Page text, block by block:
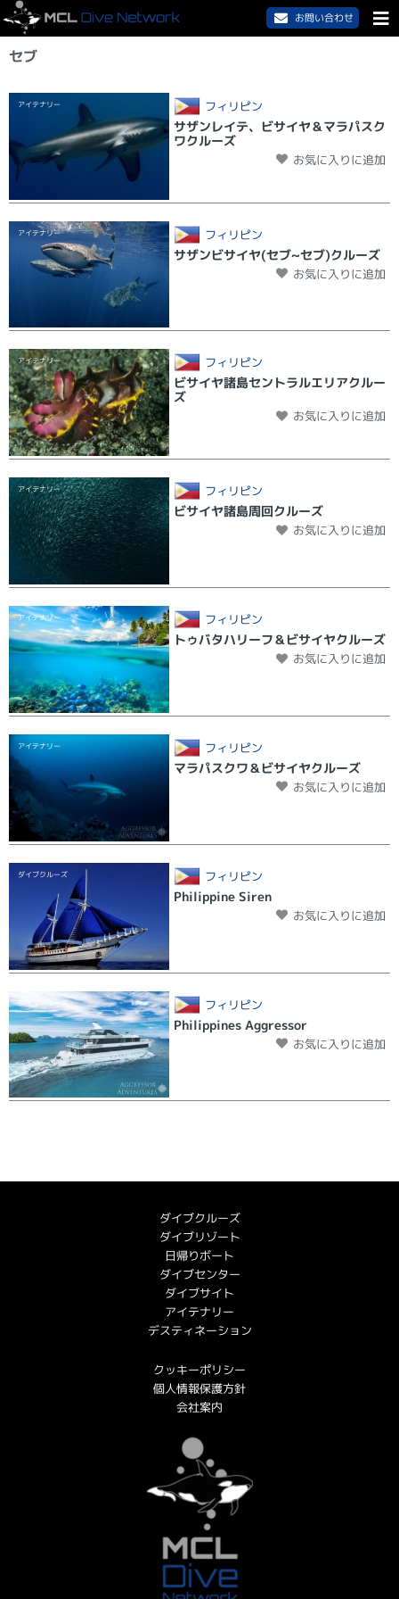
お問い合わせ
セブ
アイテナリー フィリピン
サザンレイテ、ビサイヤ＆マラパスク
ワクルーズ
お気に入りに追加
アイテナリー フィリピン
サザンビサイヤ(セブ~セブ)クルーズ
お気に入りに追加
アイテナリー フィリピン
ビサイヤ諸島セントラルエリアクルー
ズ
お気に入りに追加
アイテナリー フィリピン
ビサイヤ諸島周回クルーズ
お気に入りに追加
アイテナリー フィリピン
トゥバタハリーフ＆ビサイヤクルーズ
お気に入りに追加
アイテナリー フィリピン
マラパスクワ＆ビサイヤクルーズ
お気に入りに追加
ダイブクルーズ フィリピン
Philippine Siren
お気に入りに追加
ダイブクルーズ フィリピン
Philippines Aggressor
お気に入りに追加
ダイブクルーズ
ダイブリゾート
日帰りボート
ダイブセンター
ダイブサイト
アイテナリー
デスティネーション
クッキーポリシー
個人情報保護方針
会社案内